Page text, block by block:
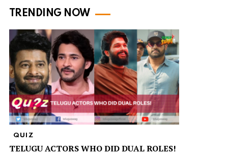
TRENDING NOW
QUIZ
TELUGU ACTORS WHO DID DUAL ROLES!